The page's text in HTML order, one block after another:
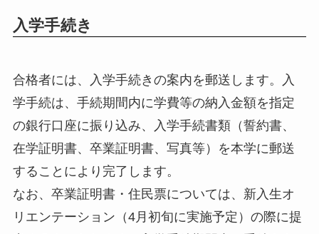
入学手続き
合格者には、入学手続きの案内を郵送します。入
学手続は、手続期間内に学費等の納入金額を指定
の銀行口座に振り込み、入学手続書類（誓約書、
在学証明書、卒業証明書、写真等）を本学に郵送
することにより完了します。
なお、卒業証明書・住民票については、新入生オ
リエンテーション（4月初旬に実施予定）の際に提